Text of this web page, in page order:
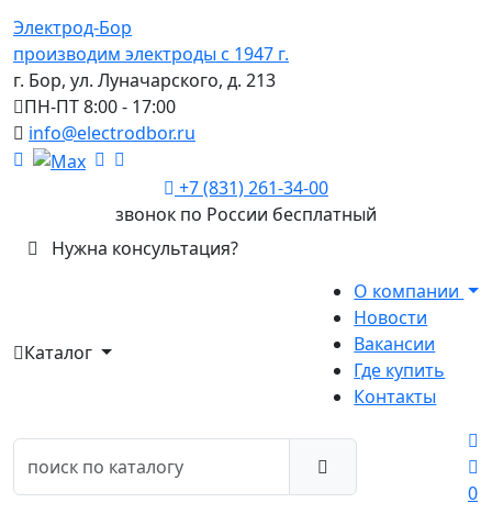
Электрод-Бор
производим электроды с 1947 г.
г. Бор, ул. Луначарского, д. 213
ПН-ПТ 8:00 - 17:00
info@electrodbor.ru
+7 (831) 261-34-00
звонок по России бесплатный
Нужна консультация?
Каталог
О компании
Новости
Вакансии
Где купить
Контакты
0